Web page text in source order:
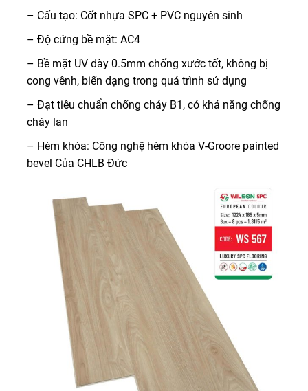
– Cấu tạo: Cốt nhựa SPC + PVC nguyên sinh
– Độ cứng bề mặt: AC4
– Bề mặt UV dày 0.5mm chống xước tốt, không bị
cong vênh, biến dạng trong quá trình sử dụng
– Đạt tiêu chuẩn chống cháy B1, có khả năng chống
cháy lan
– Hèm khóa: Công nghệ hèm khóa V-Groore painted
bevel Của CHLB Đức